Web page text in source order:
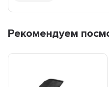
Рекомендуем